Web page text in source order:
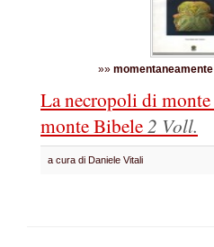
»»
La necropoli di
monte Bibele2 Voll.
a cura di Daniele Vitali